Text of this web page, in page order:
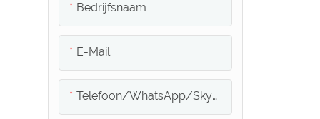
Bedrijfsnaam
E-Mail
Telefoon/WhatsApp/Skype